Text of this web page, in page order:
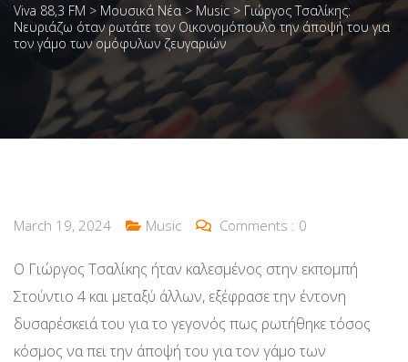
Viva 88,3 FM > Μουσικά Νέα > Music > Γιώργος Τσαλίκης:
Νευριάζω όταν ρωτάτε τον Οικονομόπουλο την άποψή του για
τον γάμο των ομόφυλων ζευγαριών
March 19, 2024 Music Comments : 0
Ο Γιώργος Τσαλίκης ήταν καλεσμένος στην εκπομπή
Στούντιο 4 και μεταξύ άλλων, εξέφρασε την έντονη
δυσαρέσκειά του για το γεγονός πως ρωτήθηκε τόσος
κόσμος να πει την άποψή του για τον γάμο των